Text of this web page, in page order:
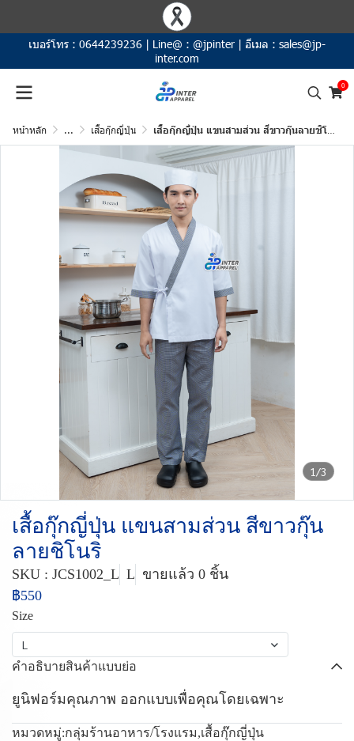
เบอร์โทร : 0644239236 | Line@ : @jpinter | อีเมล : sales@jp-
inter.com
0
หน้าหลัก ... เสื้อกุ๊กญี่ปุ่น เสื้อกุ๊กญี่ปุ่น แขนสามส่วน สีขาวกุ๊นลายชิโนริ
1/3
เสื้อกุ๊กญี่ปุ่น แขนสามส่วน สีขาวกุ๊น
ลายชิโนริ
SKU : JCS1002_L L ขายแล้ว 0 ชิ้น
฿550
Size
L
คำอธิบายสินค้าแบบย่อ
ยูนิฟอร์มคุณภาพ ออกแบบเพื่อคุณโดยเฉพาะ
หมวดหมู่:กลุ่มร้านอาหาร/โรงแรม,เสื้อกุ๊กญี่ปุ่น